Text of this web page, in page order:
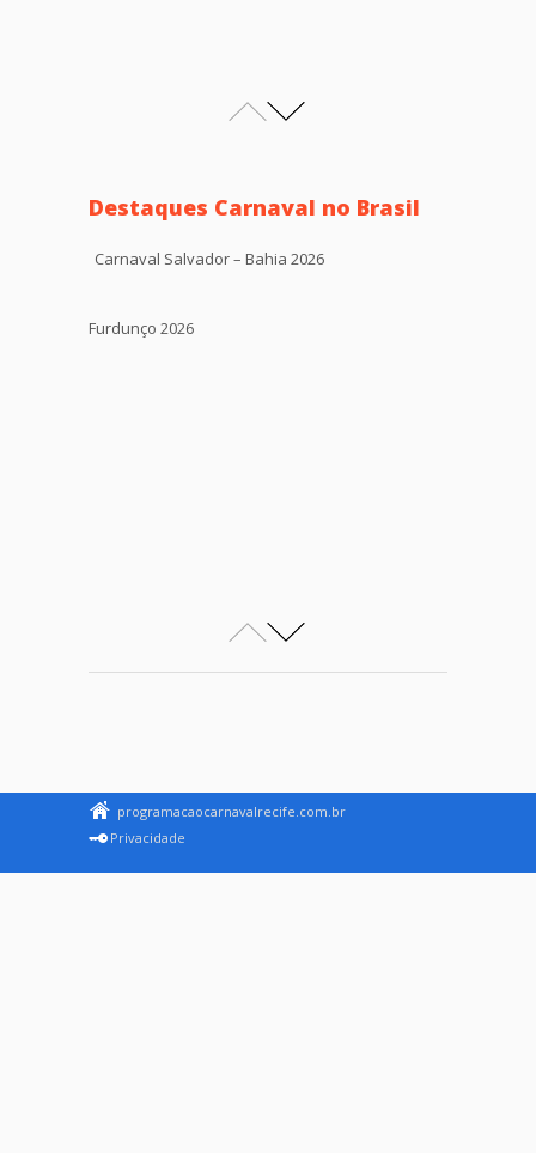
Destaques Carnaval no Brasil
Carnaval Salvador – Bahia 2026
Furdunço 2026
programacaocarnavalrecife.com.br
Privacidade